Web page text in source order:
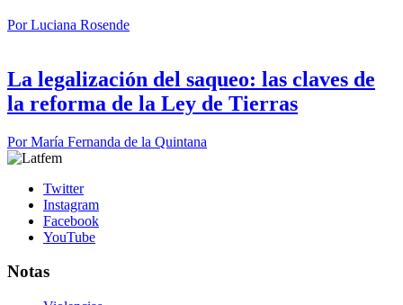
PorLuciana Rosende
La legalización del saqueo: las claves de
la reforma de la Ley de Tierras
PorMaría Fernanda de la Quintana
Twitter
Instagram
Facebook
YouTube
Notas